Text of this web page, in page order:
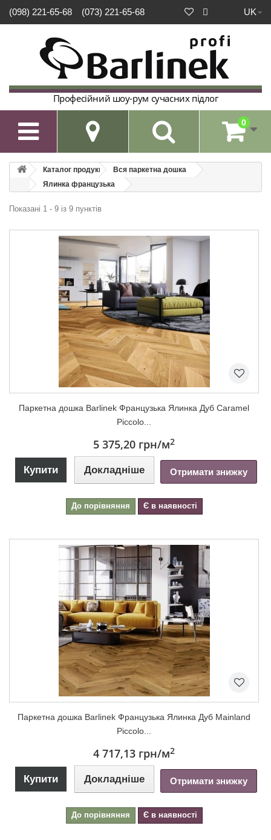
UK
(098) 221-65-68 (073) 221-65-68
Професійний шоу-рум сучасних підлог
 0
Каталог продукції
Вся паркетна дошка
Ялинка французька
Паркетна дошка Barlinek Французька Ялинка Дуб Caramel
Piccolo...
5 375,20 грн/м2
Купити Докладніше Отримати знижку
До порівняння Є в наявності
Паркетна дошка Barlinek Французька Ялинка Дуб Mainland
Piccolo...
4 717,13 грн/м2
Купити Докладніше Отримати знижку
До порівняння Є в наявності
Показані 1 - 9 із 9 пунктів